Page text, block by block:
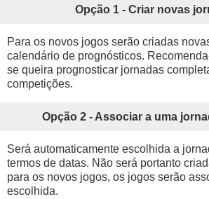
Opção 1 - Criar novas
Para os novos jogos serão criadas
calendário de prognósticos.
se queira prognosticar jornadas
competições.
Opção 2 - Associar a uma
Será automaticamente escolhida a
termos de datas. Não será portanto
para os novos jogos, os jogos serão
escolhida.